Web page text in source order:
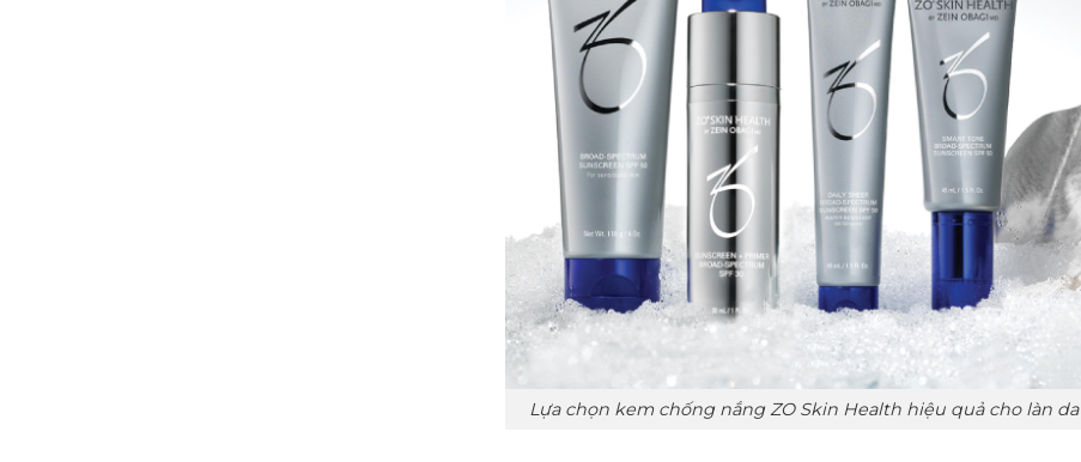
Lựa chọn kem chống nắng ZO Skin Health hiệu quả cho làn da